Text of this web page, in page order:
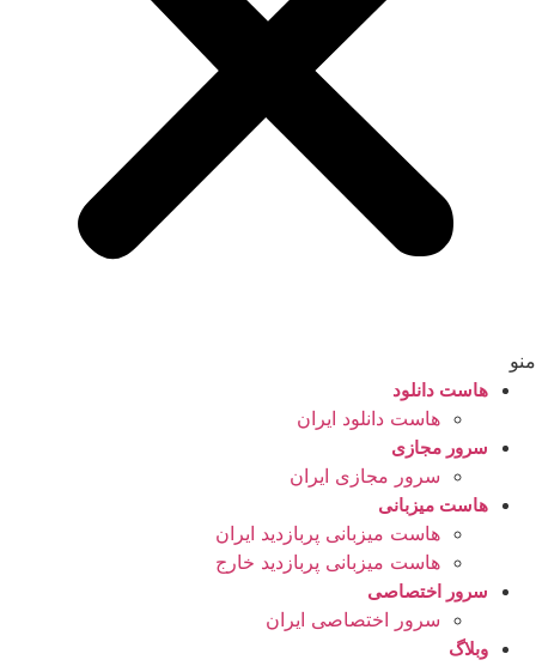
منو
هاست دانلود
هاست دانلود ایران
سرور مجازی
سرور مجازی ایران
هاست میزبانی
هاست میزبانی پربازدید ایران
هاست میزبانی پربازدید خارج
سرور اختصاصی
سرور اختصاصی ایران
وبلاگ